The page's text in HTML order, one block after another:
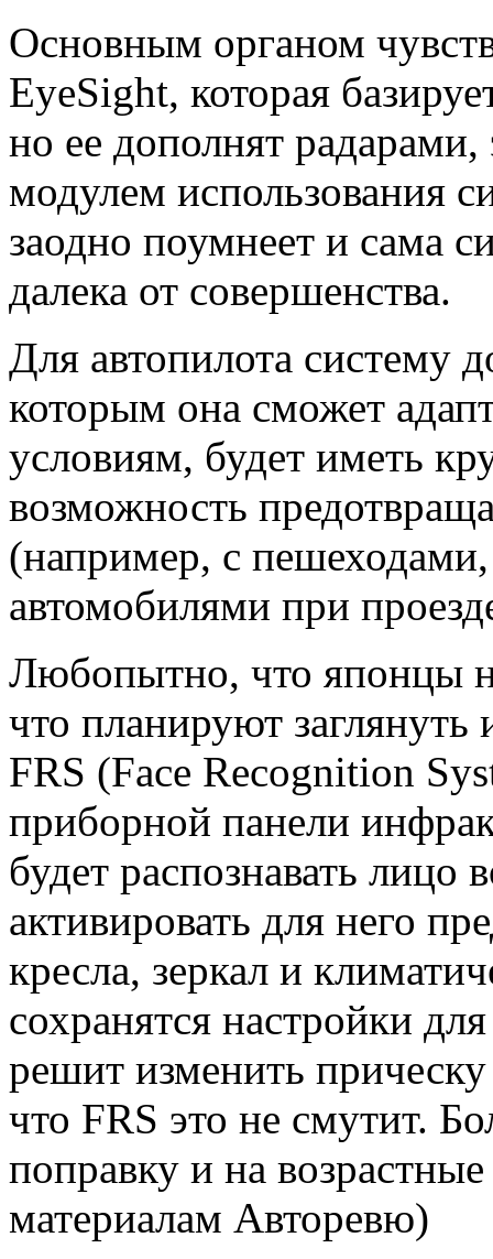
Основным органом
EyeSight, которая
но ее дополнят
модулем использования
заодно поумнеет и сама
далека от совершенства.
Для автопилота систему
которым она сможет
условиям, будет иметь
возможность
(например, с
автомобилями при
Любопытно, что японцы
что планируют
FRS (Face Recognition
приборной панели
будет распознавать лицо
активировать для него
кресла, зеркал и
сохранятся настройки
решит изменить
что FRS это не смутит.
поправку и на
материалам Авторевю)